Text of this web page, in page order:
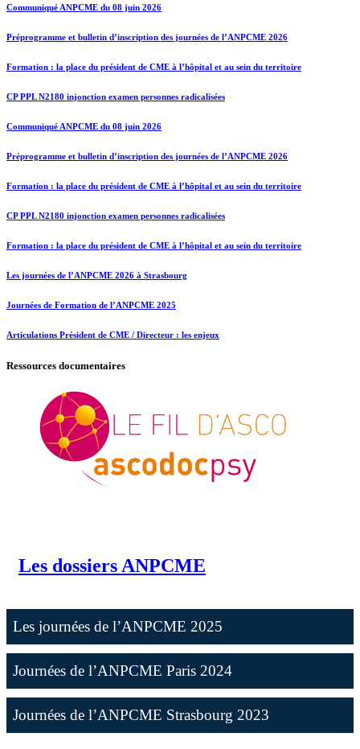
Communiqué ANPCME du 08 juin 2026
Préprogramme et bulletin d’inscription des journées de l’ANPCME 2026
Formation : la place du président de CME à l’hôpital et au sein du territoire
CP PPL N2180 injonction examen personnes radicalisées
Communiqué ANPCME du 08 juin 2026
Préprogramme et bulletin d’inscription des journées de l’ANPCME 2026
Formation : la place du président de CME à l’hôpital et au sein du territoire
CP PPL N2180 injonction examen personnes radicalisées
Formation : la place du président de CME à l’hôpital et au sein du territoire
Les journées de l’ANPCME 2026 à Strasbourg
Journées de Formation de l’ANPCME 2025
Articulations Président de CME / Directeur : les enjeux
Ressources documentaires
Les dossiers ANPCME
Les journées de l’ANPCME 2025
Journées de l’ANPCME Paris 2024
Journées de l’ANPCME Strasbourg 2023